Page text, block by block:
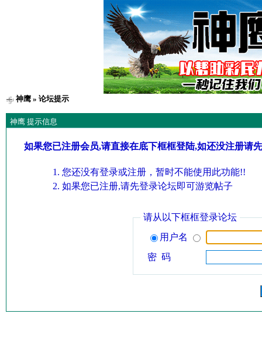
神鹰» 论坛提示
神鹰 提示信息
如果您已注册会员,请直接在底下框框登陆,如还没注册请
您还没有登录或注册，暂时不能使用此功能!!
如果您已注册,请先登录论坛即可游览帖子
请从以下框框登录论坛
用户名
密 码